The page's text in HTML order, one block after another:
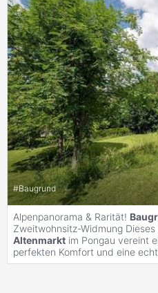
#Baugrund
Alpenpanorama & Rarität!
Zweitwohnsitz-Widmung Dieses
Altenmarkt im Pongau vereint
perfekten Komfort und eine